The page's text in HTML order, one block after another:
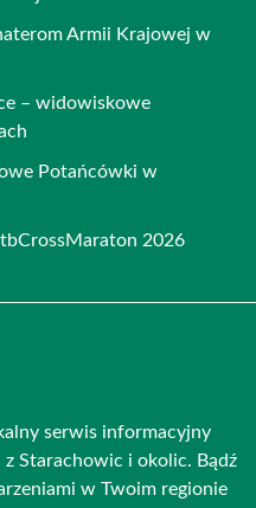
Armii Krajowej w
– widowiskowe
Potańcówki w
2026
serwis informacyjny
Starachowic i okolic. Bądź
w Twoim regionie